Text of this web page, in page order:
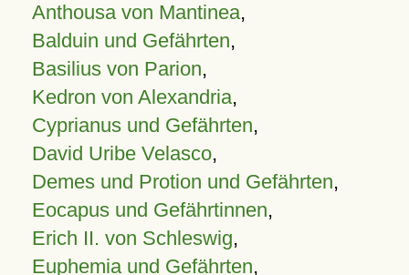
Anthousa von Mantinea,
Balduin und Gefährten,
Basilius von Parion,
Kedron von Alexandria,
Cyprianus und Gefährten,
David Uribe Velasco,
Demes und Protion und Gefährten,
Eocapus und Gefährtinnen,
Erich II. von Schleswig,
Euphemia und Gefährten,